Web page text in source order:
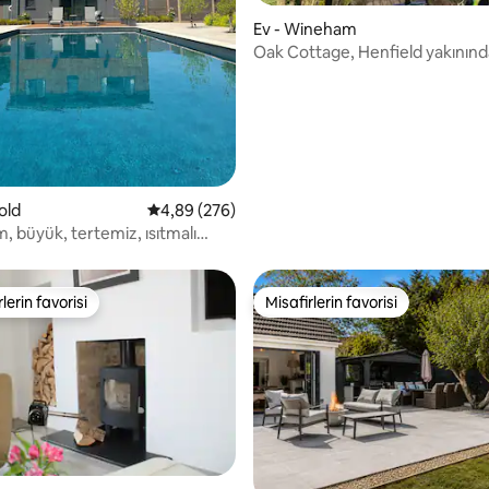
5 üzerinden ortalama 4,89 puan, 276
4,89 (276)
büyük, tertemiz, ısıtmalı
Ev - Wineham
Oak Cottage, Henfield
favorilerinden en beğenilenler arasında
favorisi Misafirlerin favorisi
Misafirlerin favorisi